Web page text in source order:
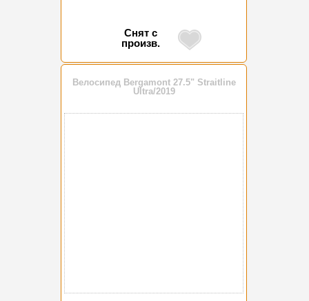
Снят с
произв.
Велосипед Bergamont 27.5" Straitline
Ultra/2019